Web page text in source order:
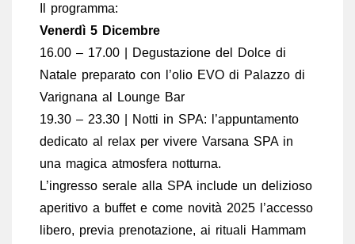
Il programma:
Venerdì 5 Dicembre
16.00 – 17.00 | Degustazione del Dolce di
Natale preparato con l’olio EVO di Palazzo di
Varignana al Lounge Bar
19.30 – 23.30 | Notti in SPA: l’appuntamento
dedicato al relax per vivere Varsana SPA in
una magica atmosfera notturna.
L’ingresso serale alla SPA include un delizioso
aperitivo a buffet e come novità 2025 l’accesso
libero, previa prenotazione, ai rituali Hammam